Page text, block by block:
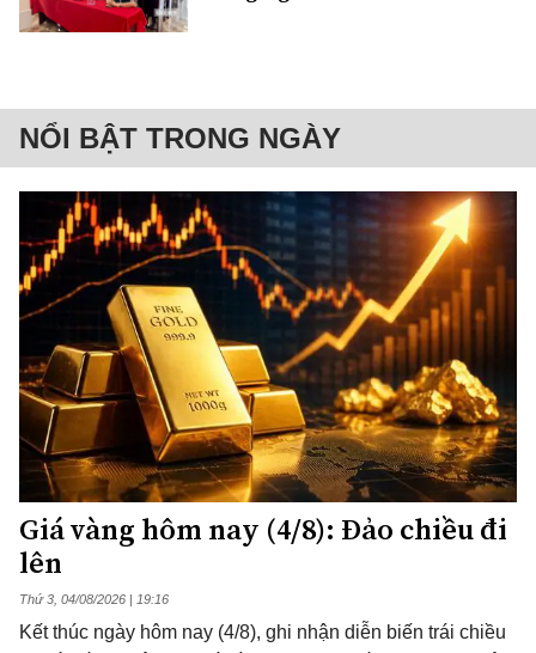
NỔI BẬT TRONG NGÀY
Giá vàng hôm nay (4/8): Đảo chiều đi
lên
Thứ 3, 04/08/2026 | 19:16
Kết thúc ngày hôm nay (4/8), ghi nhận diễn biến trái chiều